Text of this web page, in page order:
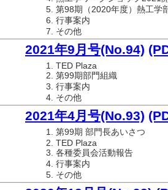
第98期（2020年度）熱工学
行事案内
その他
2021年9月号(No.94)
TED Plaza
第99期部門組織
行事案内
その他
2021年4月号(No.93)
第99期 部門長あいさつ
TED Plaza
各種委員会活動報告
行事案内
その他